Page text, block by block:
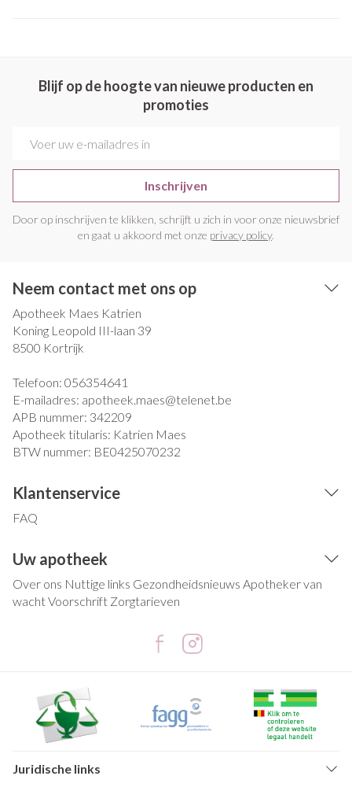
Blijf op de hoogte van nieuwe producten en
promoties
Inschrijven
Door op inschrijven te klikken, schrijft u zich in voor onze nieuwsbrief
en gaat u akkoord met onze privacy policy.
Neem contact met ons op
Apotheek Maes Katrien
Koning Leopold III-laan 39
8500 Kortrijk
Telefoon: 056354641
E-mailadres: apotheek.maes@telenet.be
APB nummer: 342209
Apotheek titularis: Katrien Maes
BTW nummer: BE0425070232
Klantenservice
FAQ
Uw apotheek
Over ons Nuttige links Gezondheidsnieuws Apotheker van
wachtVoorschrift Zorgtarieven
Juridische links